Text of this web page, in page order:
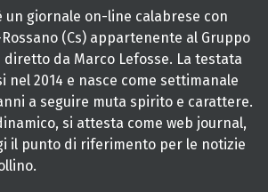
un giornale on-line calabrese con
(Cs) appartenente al Gruppo
diretto da Marco Lefosse. La testata
nel 2014 e nasce come settimanale
a seguire muta spirito e carattere.
si attesta come web journal,
il punto di riferimento per le notizie